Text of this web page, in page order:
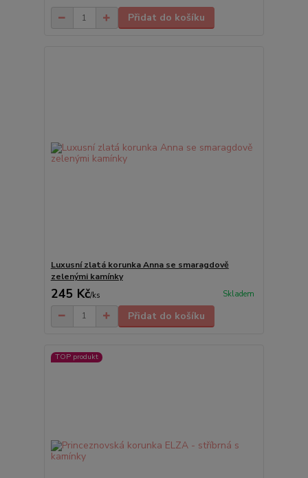
Přidat do košíku
Luxusní zlatá korunka Anna se smaragdově
zelenými kamínky
245 Kč/ks Skladem
Přidat do košíku
TOP produkt